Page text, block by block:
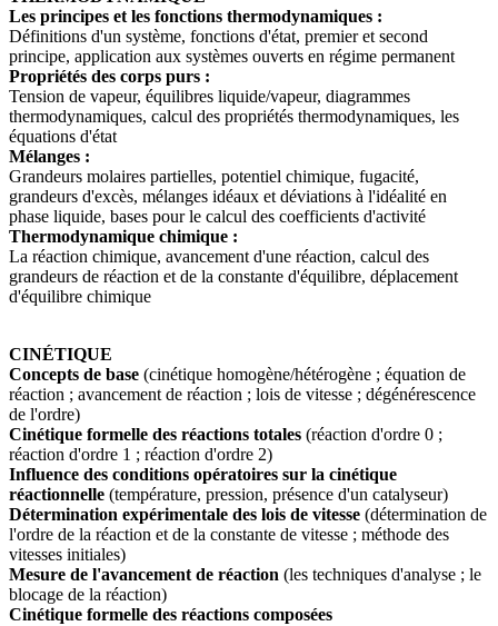
Les principes et les fonctions thermodynamiques :
Définitions d'un système, fonctions d'état, premier et second
principe, application aux systèmes ouverts en régime permanent
Propriétés des corps purs :
Tension de vapeur, équilibres liquide/vapeur, diagrammes
thermodynamiques, calcul des propriétés thermodynamiques, les
équations d'état
Mélanges :
Grandeurs molaires partielles, potentiel chimique, fugacité,
grandeurs d'excès, mélanges idéaux et déviations à l'idéalité en
phase liquide, bases pour le calcul des coefficients d'activité
Thermodynamique chimique :
La réaction chimique, avancement d'une réaction, calcul des
grandeurs de réaction et de la constante d'équilibre, déplacement
d'équilibre chimique
CINÉTIQUE
Concepts de base (cinétique homogène/hétérogène ; équation de
réaction ; avancement de réaction ; lois de vitesse ; dégénérescence
de l'ordre)
Cinétique formelle des réactions totales (réaction d'ordre 0 ;
réaction d'ordre 1 ; réaction d'ordre 2)
Influence des conditions opératoires sur la cinétique
réactionnelle (température, pression, présence d'un catalyseur)
Détermination expérimentale des lois de vitesse (détermination de
l'ordre de la réaction et de la constante de vitesse ; méthode des
vitesses initiales)
Mesure de l'avancement de réaction (les techniques d'analyse ; le
blocage de la réaction)
Cinétique formelle des réactions composées